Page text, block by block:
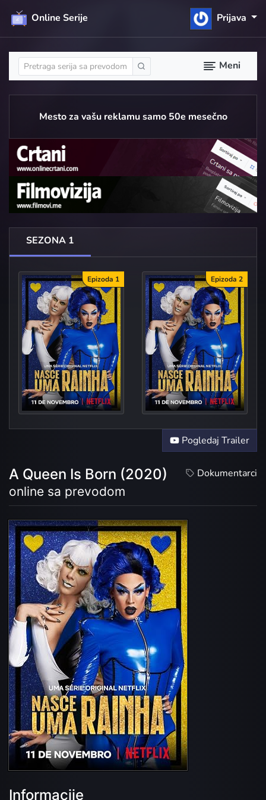
Online Serije Prijava
Meni
Mesto za vašu reklamu samo 50e mesečno
SEZONA 1
Epizoda 1
Epis?
Epizoda 2
Epis?
Pogledaj Trailer
Dokumentarci
A Queen Is Born (2020)
online sa prevodom
Informacije